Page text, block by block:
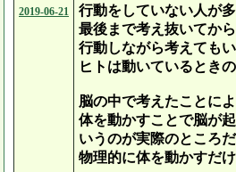
2019-06-21
行動をしていない人が
最後まで考え抜いてか
行動しながら考えても
ヒトは動いているとき
脳の中で考えたことに
体を動かすことで脳が
いうのが実際のところ
物理的に体を動かすだ